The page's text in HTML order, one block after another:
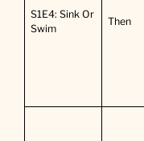
S1E4: Sink Or
Swim
Then